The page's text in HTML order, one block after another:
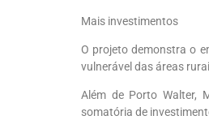
Mais investimentos
O projeto demonstra o
vulnerável das áreas
Além de Porto Walter,
somatória de